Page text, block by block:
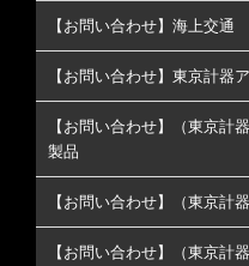
【お問い合わせ】海上交通
【お問い合わせ】東京計器
【お問い合わせ】（東京計
製品
【お問い合わせ】（東京計
【お問い合わせ】（東京計